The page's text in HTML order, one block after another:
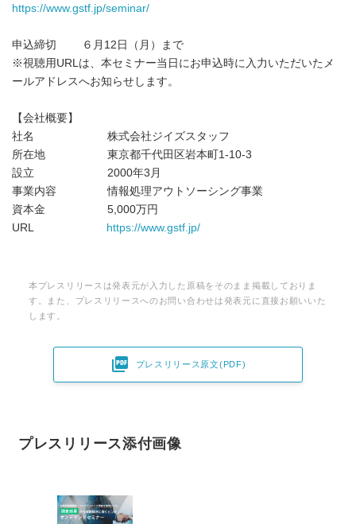
https://www.gstf.jp/seminar/
申込締切 ６月12日（月）まで
※視聴用URLは、本セミナー当日にお申込時に入力いただいたメ
ールアドレスへお知らせします。
【会社概要】
社名 株式会社ジイズスタッフ
所在地 東京都千代田区岩本町1-10-3
設立 2000年3月
事業内容 情報処理アウトソーシング事業
資本金 5,000万円
URL
https://www.gstf.jp/
本プレスリリースは発表元が入力した原稿をそのまま掲載しておりま
す。また、プレスリリースへのお問い合わせは発表元に直接お願いいた
します。
 プレスリリース原文(PDF)
プレスリリース添付画像